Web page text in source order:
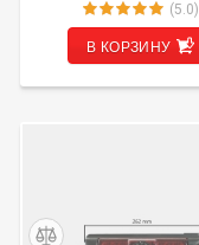
(5.0)
В КОРЗИНУ